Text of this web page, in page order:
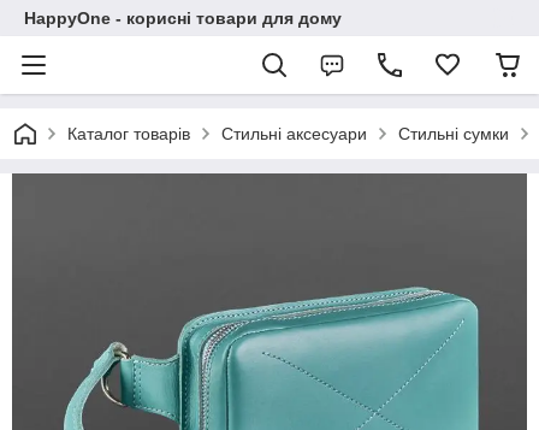
HappyOne - корисні товари для дому
Каталог товарів Стильні аксесуари Стильні сумки